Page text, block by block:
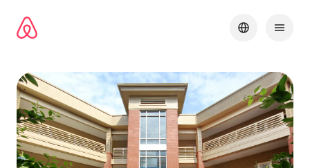
contenido